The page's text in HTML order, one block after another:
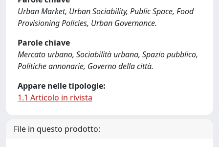
Urban Market, Urban Sociability, Public Space, Food
Provisioning Policies, Urban Governance.
Parole chiave
Mercato urbano, Sociabilità urbana, Spazio pubblico,
Politiche annonarie, Governo della città.
Appare nelle tipologie:
1.1 Articolo in rivista
File in questo prodotto: